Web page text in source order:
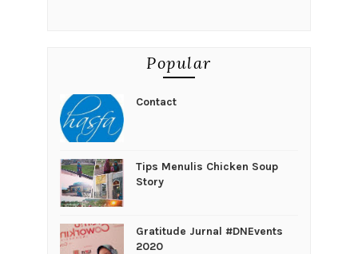
Popular
Contact
Tips Menulis Chicken Soup
Story
Gratitude Jurnal #DNEvents
2020